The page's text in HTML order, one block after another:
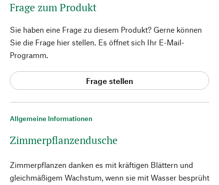
Allgemeine Informationen
Zimmerpflanzendusche
Zimmerpflanzen danken es mit kräftigen Blättern und
gleichmäßigem Wachstum, wenn sie mit Wasser besprüht
Frage zum Produkt
Sie haben eine Frage zu diesem Produkt? Gerne können
Sie die Frage hier stellen. Es öffnet sich Ihr E-Mail-
Programm.
Frage stellen